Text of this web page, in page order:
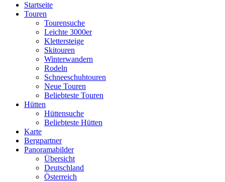
Startseite
Touren
Tourensuche
Leichte 3000er
Klettersteige
Skitouren
Winterwandern
Rodeln
Schneeschuhtouren
Neue Touren
Beliebteste Touren
Hütten
Hüttensuche
Beliebteste Hütten
Karte
Bergpartner
Panoramabilder
Übersicht
Deutschland
Österreich